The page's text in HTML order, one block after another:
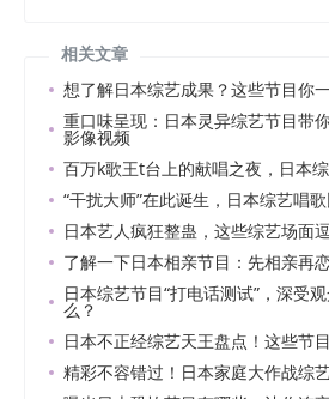
相关文章
想了解日本综艺成果？这些节目你
重口味呈现：日本灵异综艺节目带
影像视频
百万k歌王t台上的献唱之夜，日本
“干扰大师”在此诞生，日本综艺唱
日本艺人疯狂整蛊，这些综艺场面
了解一下日本相亲节目：先相亲再
日本综艺节目“打电话测试”，深受
么？
日本不正经综艺天王盘点！这些节
精彩不容错过！日本家庭大作战综